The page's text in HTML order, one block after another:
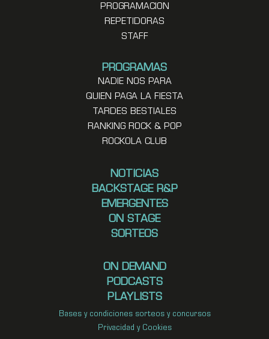
PROGRAMACION
REPETIDORAS
STAFF
PROGRAMAS
NADIE NOS PARA
QUIEN PAGA LA FIESTA
TARDES BESTIALES
RANKING ROCK & POP
ROCKOLA CLUB
NOTICIAS
BACKSTAGE R&P
EMERGENTES
ON STAGE
SORTEOS
ON DEMAND
PODCASTS
PLAYLISTS
Bases y condiciones sorteos y concursos
Privacidad y Cookies